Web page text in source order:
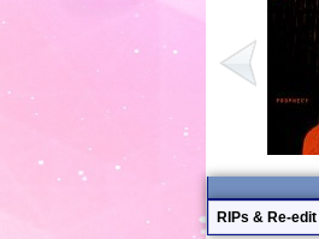
RIPs & Re-edit